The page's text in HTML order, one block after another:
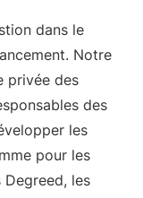
dans le
Notre
privée des
des
les
pour les
les